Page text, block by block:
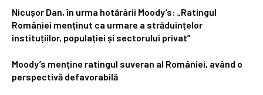
Nicușor Dan, în urma hotărârii Moody’s: „Ratingul
României menținut ca urmare a străduințelor
instituțiilor, populației și sectorului privat”
Moody’s menține ratingul suveran al României, având o
perspectivă defavorabilă